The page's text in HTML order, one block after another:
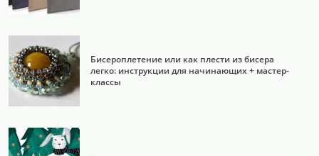
Бисероплетение или как плести из бисера
легко: инструкции для начинающих + мастер-
классы